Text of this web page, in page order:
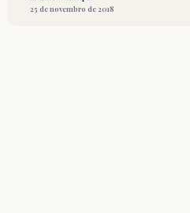
25 de novembro de 2018